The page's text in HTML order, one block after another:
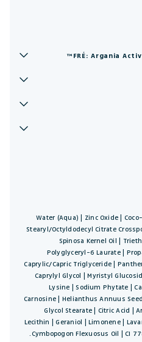
Water (Aqua) | Zinc Oxide |
Stearyl/Octyldodecyl Citrate
Spinosa Kernel Oil |
Polyglyceryl-6 Laurate |
Caprylic/Capric Triglyceride |
Caprylyl Glycol | Myristyl
Lysine | Sodium Phytate |
Carnosine | Helianthus Annuus
Glycol Stearate | Citric Acid |
Lecithin | Geraniol | Limonene |
Cymbopogon Flexuosus Oil | CI